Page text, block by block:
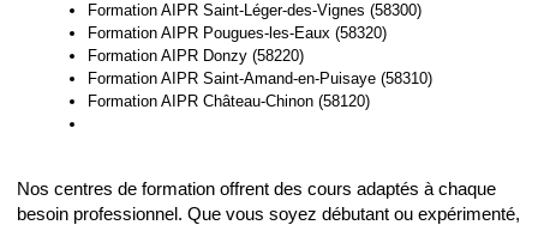
Formation AIPR Saint-Léger-des-Vignes (58300)
Formation AIPR Pougues-les-Eaux (58320)
Formation AIPR Donzy (58220)
Formation AIPR Saint-Amand-en-Puisaye (58310)
Formation AIPR Château-Chinon (58120)
Nos centres de formation offrent des cours adaptés à chaque
besoin professionnel. Que vous soyez débutant ou expérimenté,